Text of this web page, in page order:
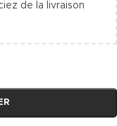
de la livraison